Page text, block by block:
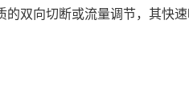
双向切断或流量调节，其快